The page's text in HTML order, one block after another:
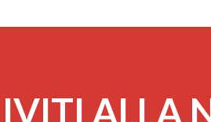
ALLA